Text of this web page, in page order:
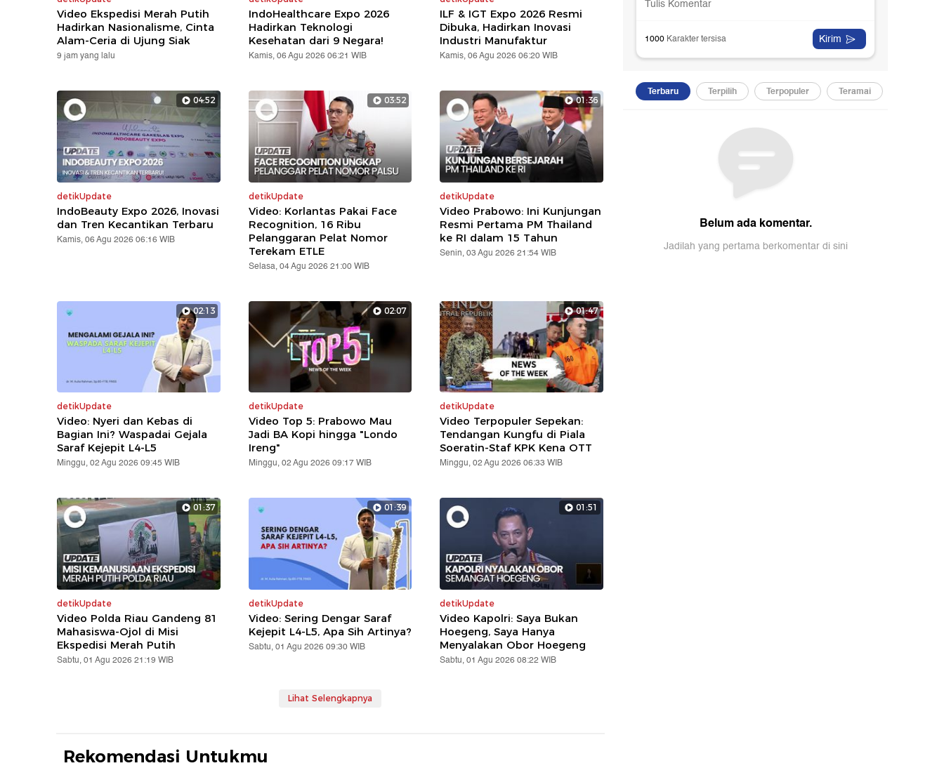
Video Ekspedisi Merah Putih
Hadirkan Nasionalisme, Cinta
Alam-Ceria di Ujung Siak
9 jam yang lalu
IndoHealthcare Expo 2026
Hadirkan Teknologi
Kesehatan dari 9 Negara!
Kamis, 06 Agu 2026 06:21 WIB
ILF & IGT Expo 2026 Resmi
Dibuka, Hadirkan Inovasi
Industri Manufaktur
Kamis, 06 Agu 2026 06:20 WIB
04:52
detikUpdate
IndoBeauty Expo 2026, Inovasi
dan Tren Kecantikan Terbaru
Kamis, 06 Agu 2026 06:16 WIB
03:52
detikUpdate
Video: Korlantas Pakai Face
Recognition, 16 Ribu
Pelanggaran Pelat Nomor
Terekam ETLE
Selasa, 04 Agu 2026 21:00 WIB
01:36
detikUpdate
Video Prabowo: Ini Kunjungan
Resmi Pertama PM Thailand
ke RI dalam 15 Tahun
Senin, 03 Agu 2026 21:54 WIB
02:13
detikUpdate
Video: Nyeri dan Kebas di
Bagian Ini? Waspadai Gejala
Saraf Kejepit L4-L5
Minggu, 02 Agu 2026 09:45 WIB
02:07
detikUpdate
Video Top 5: Prabowo Mau
Jadi BA Kopi hingga "Londo
Ireng"
Minggu, 02 Agu 2026 09:17 WIB
01:47
detikUpdate
Video Terpopuler Sepekan:
Tendangan Kungfu di Piala
Soeratin-Staf KPK Kena OTT
Minggu, 02 Agu 2026 06:33 WIB
01:37
detikUpdate
Video Polda Riau Gandeng 81
Mahasiswa-Ojol di Misi
Ekspedisi Merah Putih
Sabtu, 01 Agu 2026 21:19 WIB
01:39
detikUpdate
Video: Sering Dengar Saraf
Kejepit L4-L5, Apa Sih Artinya?
Sabtu, 01 Agu 2026 09:30 WIB
01:51
detikUpdate
Video Kapolri: Saya Bukan
Hoegeng, Saya Hanya
Menyalakan Obor Hoegeng
Sabtu, 01 Agu 2026 08:22 WIB
Lihat Selengkapnya
Rekomendasi Untukmu